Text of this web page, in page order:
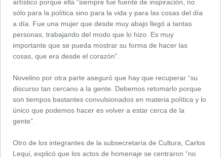
artístico porque ella “siempre fue fuente de inspiración, no
sólo para la política sino para la vida y para las cosas del día
a día. Fue una mujer que desde muy abajo llegó a tantas
personas, trabajando del modo que lo hizo. Es muy
importante que se pueda mostrar su forma de hacer las
cosas, que era desde el corazón”.
Novelino por otra parte aseguró que hay que recuperar “su
discurso tan cercano a la gente. Debemos retomarlo porque
son tiempos bastantes convulsionados en materia política y lo
único que podemos hacer es volver a estar cerca de la
gente”.
Otro de los integrantes de la subsecretaría de Cultura, Carlos
Lequi, explicó que los actos de homenaje se centraron “no